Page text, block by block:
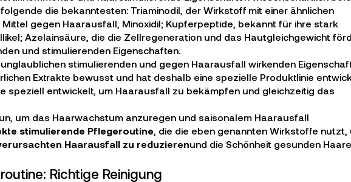
die bekanntesten: Triaminodil, der Wirkstoff mit einer ähnlichen
gegen Haarausfall, Minoxidil; Kupferpeptide, bekannt für ihre stark
Azelainsäure, die die Zellregeneration und das Hautgleichgewicht
und stimulierenden Eigenschaften.
stimulierenden und gegen Haarausfall wirkenden
Extrakte bewusst und hat deshalb eine spezielle Produktlinie
speziell entwickelt, um Haarausfall zu bekämpfen und gleichzeitig das
um das Haarwachstum anzuregen und saisonalem Haarausfall
stimulierende Pflegeroutine, die die eben genannten Wirkstoffe nutzt,
Haarausfall zu reduzierenund die Schönheit gesunden
Richtige Reinigung